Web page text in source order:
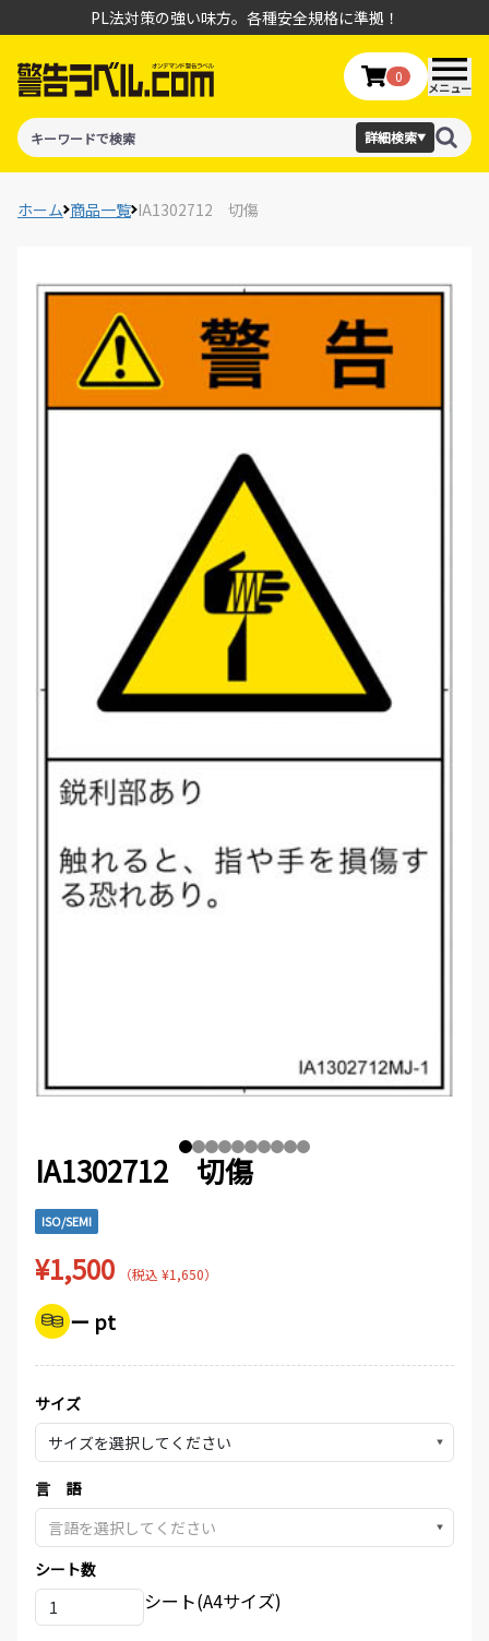
PL法対策の強い味方。各種安全規格に準拠！
詳細検索▼
0
メニュー
ホーム 商品一覧 IA1302712 切傷
IA1302712 切傷
ISO/SEMI
¥1,500 （税込 ¥1,650）
ー pt
サイズ
▼
言 語
▼
シート数
シート(A4サイズ)